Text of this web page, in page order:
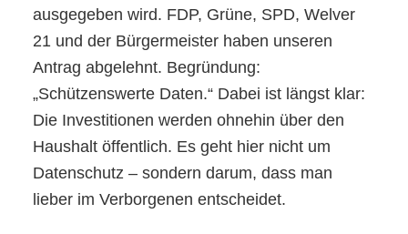
ausgegeben wird. FDP, Grüne, SPD, Welver
21 und der Bürgermeister haben unseren
Antrag abgelehnt. Begründung:
„Schützenswerte Daten.“ Dabei ist längst klar:
Die Investitionen werden ohnehin über den
Haushalt öffentlich. Es geht hier nicht um
Datenschutz – sondern darum, dass man
lieber im Verborgenen entscheidet.